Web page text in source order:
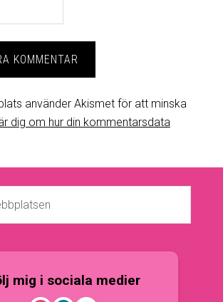
använder Akismet för att minska
dig om hur din kommentarsdata
mig i sociala medier